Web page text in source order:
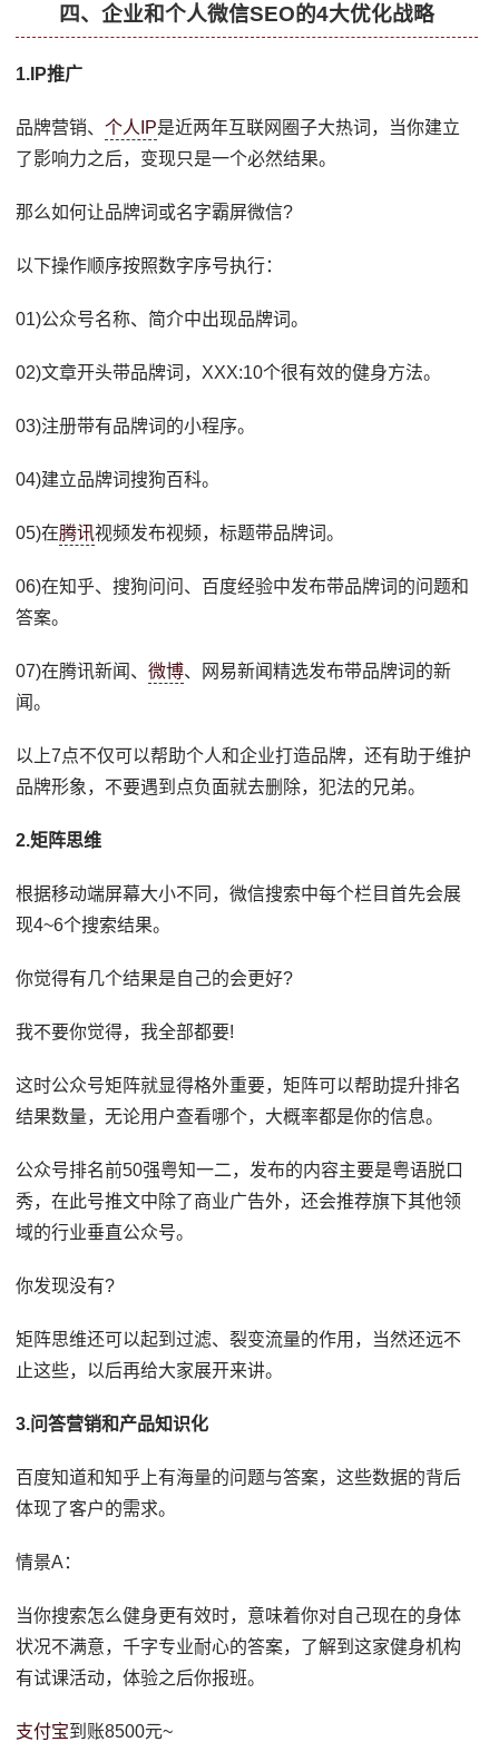
四、企业和个人微信SEO的4大优化战略
1.IP推广
品牌营销、个人IP是近两年互联网圈子大热词，当你建立
了影响力之后，变现只是一个必然结果。
那么如何让品牌词或名字霸屏微信?
以下操作顺序按照数字序号执行：
01)公众号名称、简介中出现品牌词。
02)文章开头带品牌词，XXX:10个很有效的健身方法。
03)注册带有品牌词的小程序。
04)建立品牌词搜狗百科。
05)在腾讯视频发布视频，标题带品牌词。
06)在知乎、搜狗问问、百度经验中发布带品牌词的问题和
答案。
07)在腾讯新闻、微博、网易新闻精选发布带品牌词的新
闻。
以上7点不仅可以帮助个人和企业打造品牌，还有助于维护
品牌形象，不要遇到点负面就去删除，犯法的兄弟。
2.矩阵思维
根据移动端屏幕大小不同，微信搜索中每个栏目首先会展
现4~6个搜索结果。
你觉得有几个结果是自己的会更好?
我不要你觉得，我全部都要!
这时公众号矩阵就显得格外重要，矩阵可以帮助提升排名
结果数量，无论用户查看哪个，大概率都是你的信息。
公众号排名前50强粤知一二，发布的内容主要是粤语脱口
秀，在此号推文中除了商业广告外，还会推荐旗下其他领
域的行业垂直公众号。
你发现没有?
矩阵思维还可以起到过滤、裂变流量的作用，当然还远不
止这些，以后再给大家展开来讲。
3.问答营销和产品知识化
百度知道和知乎上有海量的问题与答案，这些数据的背后
体现了客户的需求。
情景A：
当你搜索怎么健身更有效时，意味着你对自己现在的身体
状况不满意，千字专业耐心的答案，了解到这家健身机构
有试课活动，体验之后你报班。
支付宝到账8500元~